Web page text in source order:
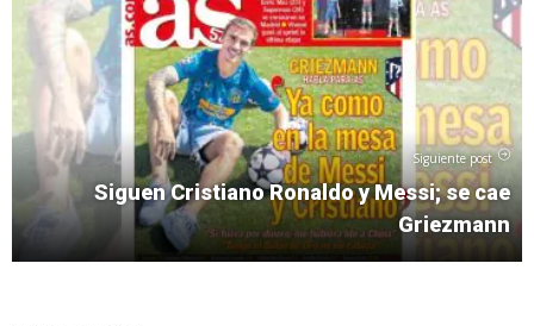
Siguiente post
Siguen Cristiano Ronaldo y Messi; se cae
Griezmann